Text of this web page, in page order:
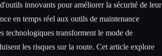
innovants pour améliorer la sécurité de leur
en temps réel aux outils de maintenance
technologiques transforment le mode de
les risques sur la route. Cet article explore